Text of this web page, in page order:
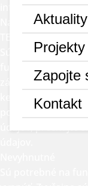
Aktuality
Projekty
Zapojte
Kontakt
informácií nájdete
Nastavenia
TENTO RYS
Súbory cookie
funkcií webovej
zážitku. Pre
kedykoľvek
podrobnosti
údajov, prečítajte